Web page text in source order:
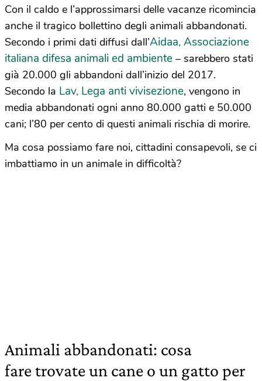
Con il caldo e l’approssimarsi delle vacanze ricomincia
anche il tragico bollettino degli animali abbandonati.
Secondo i primi dati diffusi dall’Aidaa, Associazione
italiana difesa animali ed ambiente – sarebbero stati
già 20.000 gli abbandoni dall’inizio del 2017.
Secondo la Lav, Lega anti vivisezione, vengono in
media abbandonati ogni anno 80.000 gatti e 50.000
cani; l’80 per cento di questi animali rischia di morire.
Ma cosa possiamo fare noi, cittadini consapevoli, se ci
imbattiamo in un animale in difficoltà?
Animali abbandonati: cosa
fare trovate un cane o un gatto per